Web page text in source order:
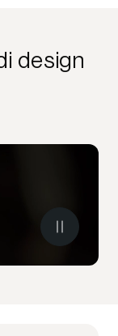
design